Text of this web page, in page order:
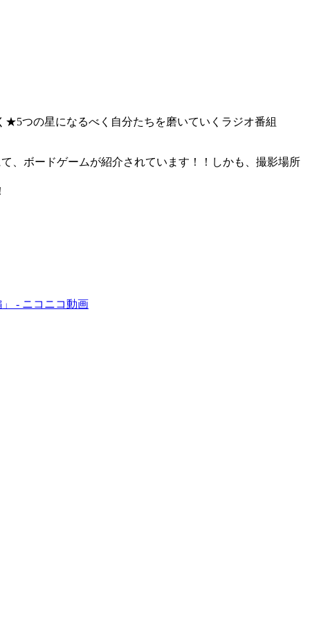
つの星になるべく自分たちを磨いていくラジオ番組
、ボードゲームが紹介されています！！しかも、撮影場所
- ニコニコ動画